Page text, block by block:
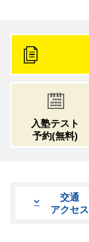
入塾テスト
予約(無料)
交通
アクセス